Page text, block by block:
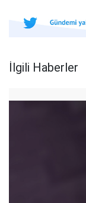
İlgili Haberler